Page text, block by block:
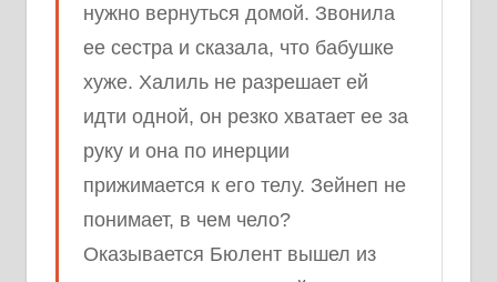
нужно вернуться домой. Звонила
ее сестра и сказала, что бабушке
хуже. Халиль не разрешает ей
идти одной, он резко хватает ее за
руку и она по инерции
прижимается к его телу. Зейнеп не
понимает, в чем чело?
Оказывается Бюлент вышел из